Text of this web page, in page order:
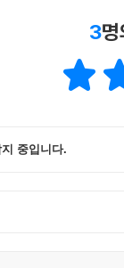
3
중입니다.